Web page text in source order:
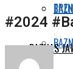
BAZNAS
#2024